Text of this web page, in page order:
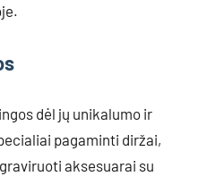
dėl jų unikalumo ir
pagaminti diržai,
aksesuarai su